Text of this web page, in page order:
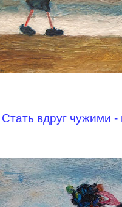
Стать вдруг чужими -